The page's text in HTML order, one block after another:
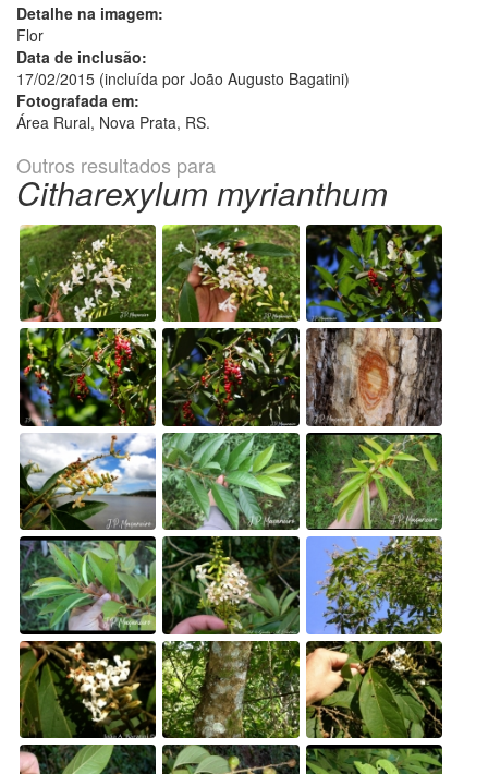
Detalhe na imagem:
Flor
Data de inclusão:
17/02/2015 (incluída por João Augusto Bagatini)
Fotografada em:
Área Rural, Nova Prata, RS.
Outros resultados para
Citharexylum myrianthum